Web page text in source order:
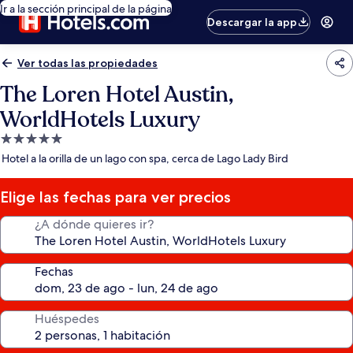
Ir a la sección principal de la página
Descargar la app
Ver todas las propiedades
The Loren Hotel Austin,
WorldHotels Luxury
Propiedad
de
estrellas
Hotel a la orilla de un lago con spa, cerca de Lago Lady Bird
Elige las fechas para ver precios
¿A dónde quieres ir?
Fechas
Huéspedes